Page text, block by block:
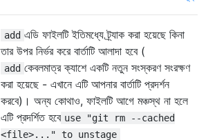
add এডি ফাইলটি ইতিমধ্যে ট্র্যাক করা হয়েছে কিনা
তার উপর নির্ভর করে বার্তাটি আলাদা হবে (
add কেবলমাত্র ক্যাশে একটি নতুন সংস্করণ সংরক্ষণ
করা হয়েছে - এখানে এটি আপনার বার্তাটি প্রদর্শন
করবে)। অন্য কোথাও, ফাইলটি আগে মঞ্চস্থ না হলে
এটি প্রদর্শিত হবে use "git rm --cached
<file>..." to unstage